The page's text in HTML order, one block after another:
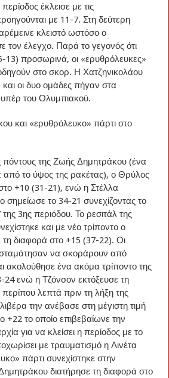
έκλεισε με τις
με 11-7. Στη δεύτερη
κλειστό ωστόσο ο
τον έλεγχο. Παρά το γεγονός ότι
13) προσωρινά, οι «ερυθρόλευκες»
στο σκορ. Η Χατζηνικολάου
οι δυο ομάδες πήγαν στα
του Ολυμπιακού.
και «ερυθρόλευκο» πάρτι στο
πόντους της Ζωής Δημητράκου (ένα
από το ύψος της ρακέτας), ο Θρύλος
+10 (31-21), ενώ η Στέλλα
σημείωσε το 34-21 συνεχίζοντας το
3ης περιόδου. Το ρεσιτάλ της
και με νέο τρίποντο ο
διαφορά στο +15 (37-22). Οι
να σκοράρουν από
ακολούθησε ένα ακόμα τρίποντο της
24 ενώ η Τζόνσον εκτόξευσε τη
λεπτά πριν τη λήξη της
την ανέβασε στη μέγιστη τιμή
+22 το οποίο επιβεβαίωνε την
για να κλείσει η περίοδος με το
με τραυματισμό η Λινέτα
πάρτι συνεχίστηκε στην
διατήρησε τη διαφορά στο